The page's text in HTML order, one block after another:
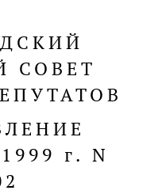
СОВЕТ
г. N